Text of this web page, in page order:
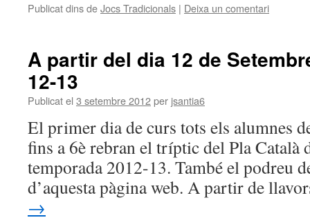
Publicat dins deJocs Tradicionals | Deixa un comentari
A partir del dia 12 de
12-13
Publicat el 3 setembre 2012per jsantia6
El primer dia de curs tots els alumnes
fins a 6è rebran el tríptic del Pla Català
temporada 2012-13. També el podreu
d’aquesta pàgina web. A partir de
→